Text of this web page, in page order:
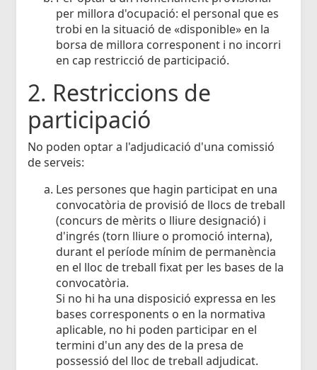
per millora d'ocupació: el personal que es
trobi en la situació de «disponible» en la
borsa de millora corresponent i no incorri
en cap restricció de participació.
2. Restriccions de
participació
No poden optar a l'adjudicació d'una comissió
de serveis:
Les persones que hagin participat en una
convocatòria de provisió de llocs de treball
(concurs de mèrits o lliure designació) i
d'ingrés (torn lliure o promoció interna),
durant el període mínim de permanència
en el lloc de treball fixat per les bases de la
convocatòria.
Si no hi ha una disposició expressa en les
bases corresponents o en la normativa
aplicable, no hi poden participar en el
termini d'un any des de la presa de
possessió del lloc de treball adjudicat.